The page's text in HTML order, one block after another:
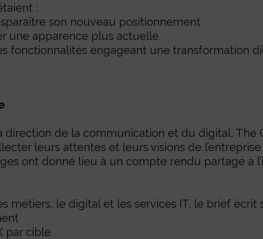
:
son nouveau positionnement
une apparence plus actuelle
fonctionnalités engageant une transformation
direction de la communication et du digital, The
leurs attentes et leurs visions de
ont donné lieu à un compte rendu partagé à
métiers, le digital et les services IT, le brief écrit
par cible